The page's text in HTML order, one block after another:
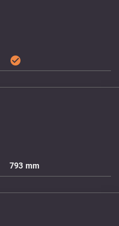
check_circle
793 mm